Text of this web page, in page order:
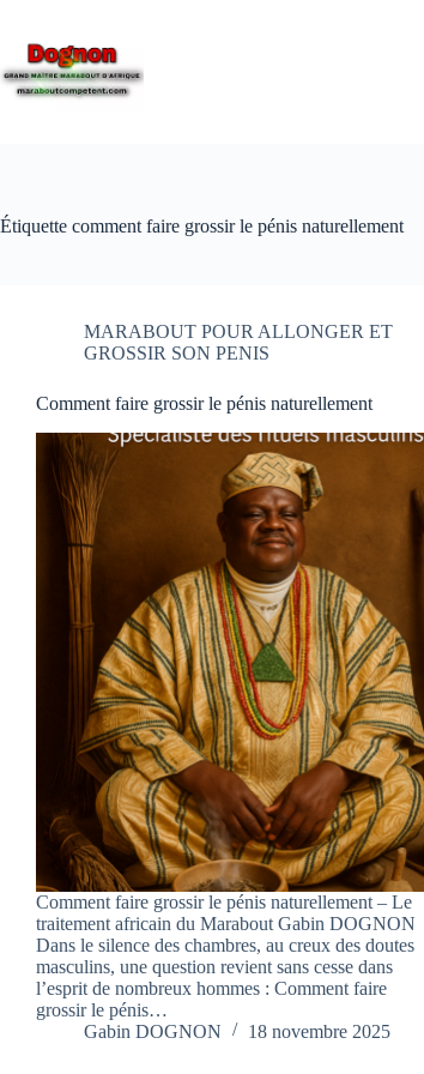
Étiquette comment faire grossir le pénis naturellement
MARABOUT POUR ALLONGER ET
GROSSIR SON PENIS
Comment faire grossir le pénis naturellement
Comment faire grossir le pénis naturellement – Le
traitement africain du Marabout Gabin DOGNON
Dans le silence des chambres, au creux des doutes
masculins, une question revient sans cesse dans
l’esprit de nombreux hommes : Comment faire
grossir le pénis…
Gabin DOGNON
18 novembre 2025